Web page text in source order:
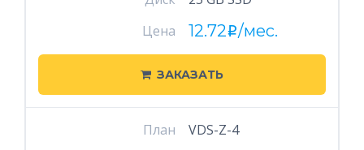
Цена
12.72i/мес.
ЗАКАЗАТЬ
План
VDS-Z-4